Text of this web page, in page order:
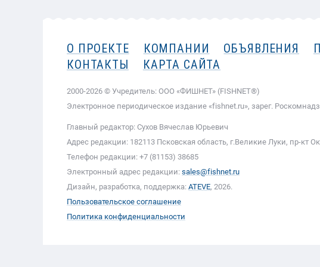
О ПРОЕКТЕ КОМПАНИИ ОБЪЯВЛЕНИЯ
КОНТАКТЫ
КАРТА САЙТА
2000-2026 © Учредитель: ООО «ФИШНЕТ» (FISHNET®)
Электронное периодическое издание «fishnet.ru», зарег.
Главный редактор: Сухов Вячеслав Юрьевич
Адрес редакции: 182113 Псковская область, г.Великие Луки, пр-кт
Телефон редакции: +7 (81153) 38685
Электронный адрес редакции: sales@fishnet.ru
Дизайн, разработка, поддержка: ATEVE, 2026.
Пользовательское соглашение
Политика конфиденциальности